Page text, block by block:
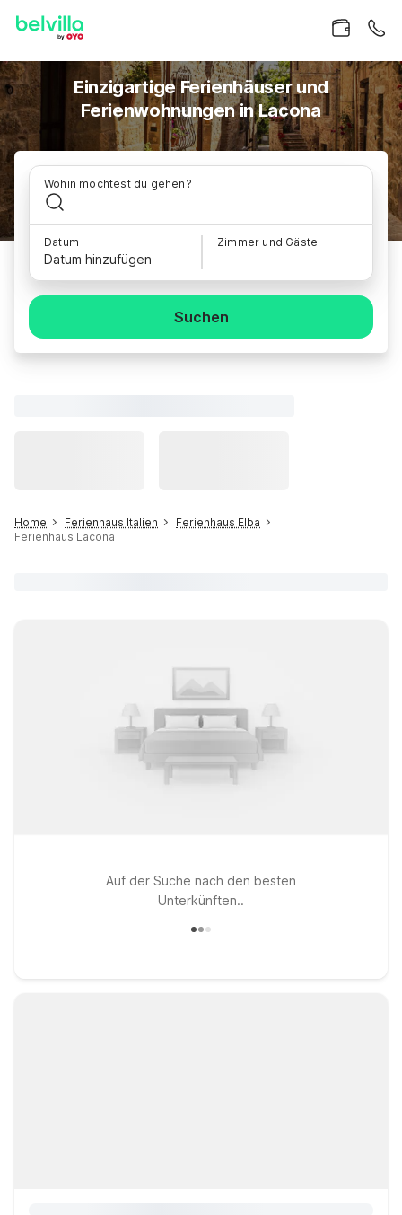
Einzigartige Ferienhäuser und
Ferienwohnungen in Lacona
Wohin möchtest du gehen?
Datum
Datum hinzufügen
Zimmer und Gäste
Suchen
Home Ferienhaus Italien
Ferienhaus Elba
Ferienhaus Lacona
Auf der Suche nach den besten
Unterkünften..